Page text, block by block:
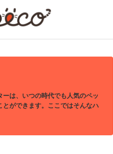
は、いつの時代でも人気のペッ
とができます。ここではそんなハ